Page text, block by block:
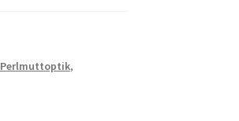
Perlmuttoptik,